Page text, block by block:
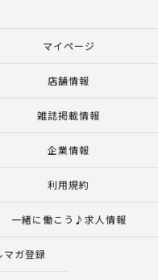
マイページ
店舗情報
雑誌掲載情報
企業情報
利用規約
一緒に働こう♪求人情報
ガ登録